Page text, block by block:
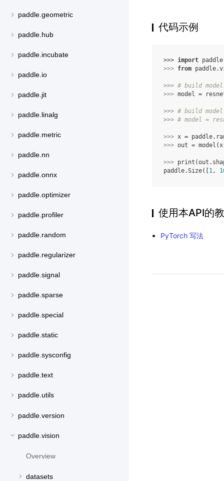
paddle.geometric
paddle.hub
paddle.incubate
paddle.io
paddle.jit
paddle.linalg
paddle.metric
paddle.nn
paddle.onnx
paddle.optimizer
paddle.profiler
paddle.random
paddle.regularizer
paddle.signal
paddle.sparse
paddle.special
paddle.static
paddle.sysconfig
paddle.text
paddle.utils
paddle.version
paddle.vision
Overview
datasets
代码示例
>>> import paddle
>>> from
>>> # build model
>>> model =
>>> # build
>>> # model =
>>> x = paddle.
>>> out = model (x
>>> print (out .
paddle.Size([ 1,
使用本API的
PyTorch 写法